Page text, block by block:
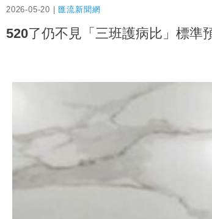
2026-05-20 | 匯流新聞網
520了仍不見「三班護病比」標準